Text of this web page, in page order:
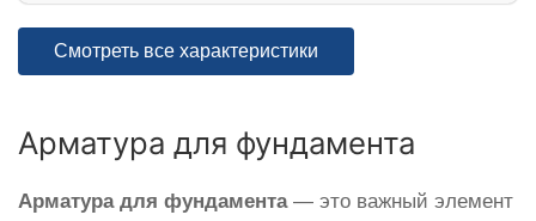
Смотреть все характеристики
Арматура для фундамента
Арматура для фундамента— это важный элемент